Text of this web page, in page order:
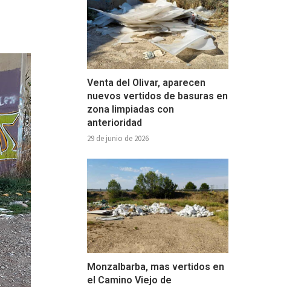
Venta del Olivar, aparecen
nuevos vertidos de basuras en
zona limpiadas con
anterioridad
29 de junio de 2026
Monzalbarba, mas vertidos en
el Camino Viejo de